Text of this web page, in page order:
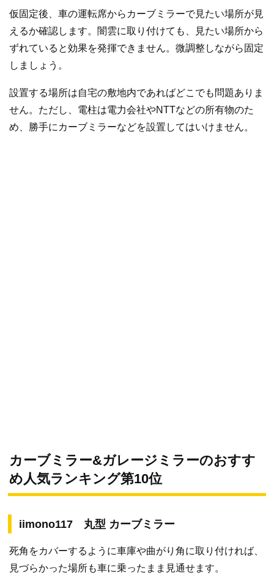
仮固定後、車の運転席からカーブミラーで見たい場所が見
えるか確認します。闇雲に取り付けても、見たい場所から
ずれていると効果を発揮できません。微調整しながら固定
しましょう。
設置する場所は自宅の敷地内であればどこでも問題ありま
せん。ただし、電柱は電力会社やNTTなどの所有物のた
め、勝手にカーブミラーなどを設置してはいけません。
カーブミラー&ガレージミラーのおすす
め人気ランキング第10位
iimono117 丸型 カーブミラー
死角をカバーするように車庫や曲がり角に取り付ければ、
見づらかった場所も車に乗ったまま見通せます。